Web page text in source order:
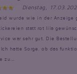
Dienstag,
wurde wie in der Anzeige
statt rot lila
war sehr gut. Die
hatte Sorge, ob das
zu...